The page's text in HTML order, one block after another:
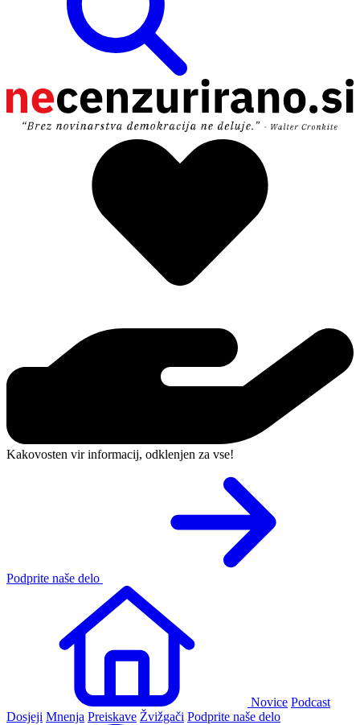
Kakovosten vir informacij, odklenjen za vse!
Podprite naše delo
Novice Podcast
Dosjeji Mnenja Preiskave Žvižgači Podprite naše delo